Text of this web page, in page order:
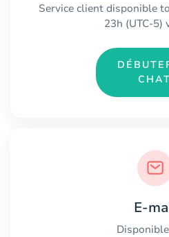
Service client disponible
23h (UTC-5)
CHAT
E-